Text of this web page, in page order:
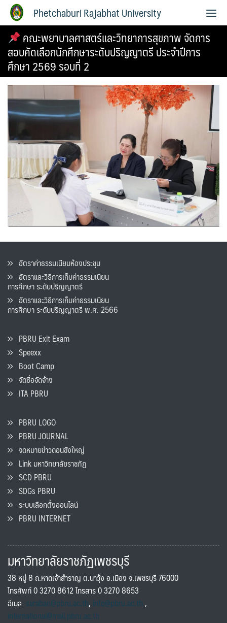
Phetchaburi Rajabhat University
คณะพยาบาลศาสตร์และวิทยาการสุขภาพ จัดการ
สอบคัดเลือกนักศึกษาระดับปริญญาตรี ประจำปีการ
ศึกษา 2569 รอบที่ 2
อัตราค่าธรรมเนียมห้องประชุม
อัตราและวิธีการเก็บค่าธรรมเนียน
การศึกษา ระดับปริญญาตรี
อัตราและวิธีการเก็บค่าธรรมเนียน
การศึกษา ระดับปริญญาตรี พ.ศ. 2566
PBRU Exit Exam
Speexx
Boot Camp
จัดซื้อจัดจ้าง
ITA PBRU
PBRU LOGO
PBRU JOURNAL
จดหมายข่าวดอนขังใหญ่
Link มหาวิทยาลัยราชภัฏ
SCD PBRU
SDGs PBRU
ระบบเลือกตั้งออนไลน์
PBRU INTERNET
มหาวิทยาลัยราชภัฏเพชรบุรี
38 หมู่ 8 ถ.หาดเจ้าสำราญ ต.นาวุ้ง อ.เมือง จ.เพชรบุรี 76000
โทรศัพท์ 0 3270 8612 โทรสาร 0 3270 8653
อีเมล saraban@pbru.ac.th, info@pbru.ac.th,
international@mail.pbru.ac.th